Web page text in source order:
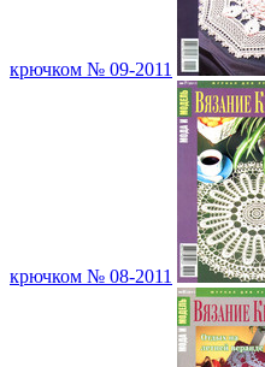
крючком № 09-2011
крючком № 08-2011